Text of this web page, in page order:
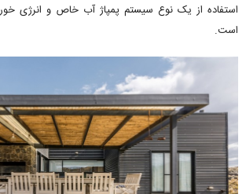
استفاده از یک نوع سیستم پمپاژ آب خاص و انرژی
است.